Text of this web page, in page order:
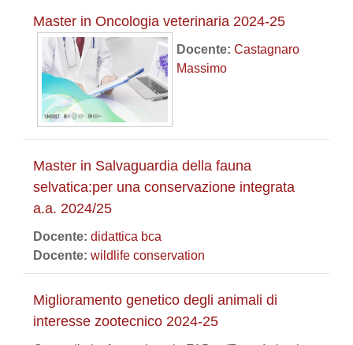
Master in Oncologia veterinaria 2024-25
Docente: Castagnaro
Massimo
Master in Salvaguardia della fauna
selvatica:per una conservazione integrata
a.a. 2024/25
Docente: didattica bca
Docente: wildlife conservation
Miglioramento genetico degli animali di
interesse zootecnico 2024-25